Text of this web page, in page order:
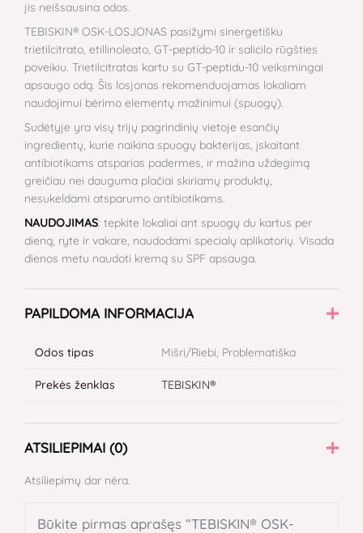
jis neišsausina odos.
TEBISKIN® OSK-LOSJONAS pasižymi sinergetišku
trietilcitrato, etillinoleato, GT-peptido-10 ir salicilo rūgšties
poveikiu. Trietilcitratas kartu su GT-peptidu-10 veiksmingai
apsaugo odą. Šis losjonas rekomenduojamas lokaliam
naudojimui bėrimo elementų mažinimui (spuogų).
Sudėtyje yra visų trijų pagrindinių vietoje esančių
ingredientų, kurie naikina spuogų bakterijas, įskaitant
antibiotikams atsparias padermes, ir mažina uždegimą
greičiau nei dauguma plačiai skiriamų produktų,
nesukeldami atsparumo antibiotikams.
NAUDOJIMAS: tepkite lokaliai ant spuogų du kartus per
dieną, ryte ir vakare, naudodami specialų aplikatorių. Visada
dienos metu naudoti kremą su SPF apsauga.
PAPILDOMA INFORMACIJA
Odos tipas Mišri/Riebi, Problematiška
Prekės ženklas TEBISKIN®
ATSILIEPIMAI (0)
Atsiliepimų dar nėra.
Būkite pirmas aprašęs “TEBISKIN® OSK-